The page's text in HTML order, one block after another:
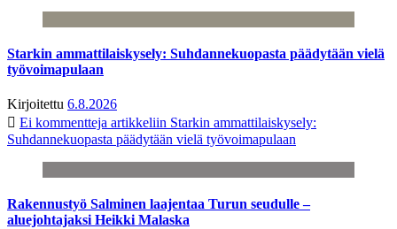
Starkin ammattilaiskysely: Suhdannekuopasta päädytään vielä
työvoimapulaan
Kirjoitettu 6.8.2026
Ei kommentteja artikkeliin Starkin ammattilaiskysely:
Suhdannekuopasta päädytään vielä työvoimapulaan
Rakennustyö Salminen laajentaa Turun seudulle –
aluejohtajaksi Heikki Malaska